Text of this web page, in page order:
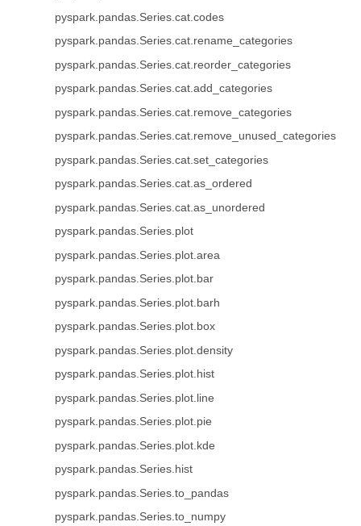
pyspark.pandas.Series.cat.codes
pyspark.pandas.Series.cat.rename_categories
pyspark.pandas.Series.cat.reorder_categories
pyspark.pandas.Series.cat.add_categories
pyspark.pandas.Series.cat.remove_categories
pyspark.pandas.Series.cat.remove_unused_categories
pyspark.pandas.Series.cat.set_categories
pyspark.pandas.Series.cat.as_ordered
pyspark.pandas.Series.cat.as_unordered
pyspark.pandas.Series.plot
pyspark.pandas.Series.plot.area
pyspark.pandas.Series.plot.bar
pyspark.pandas.Series.plot.barh
pyspark.pandas.Series.plot.box
pyspark.pandas.Series.plot.density
pyspark.pandas.Series.plot.hist
pyspark.pandas.Series.plot.line
pyspark.pandas.Series.plot.pie
pyspark.pandas.Series.plot.kde
pyspark.pandas.Series.hist
pyspark.pandas.Series.to_pandas
pyspark.pandas.Series.to_numpy